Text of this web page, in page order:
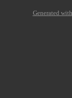
Generated